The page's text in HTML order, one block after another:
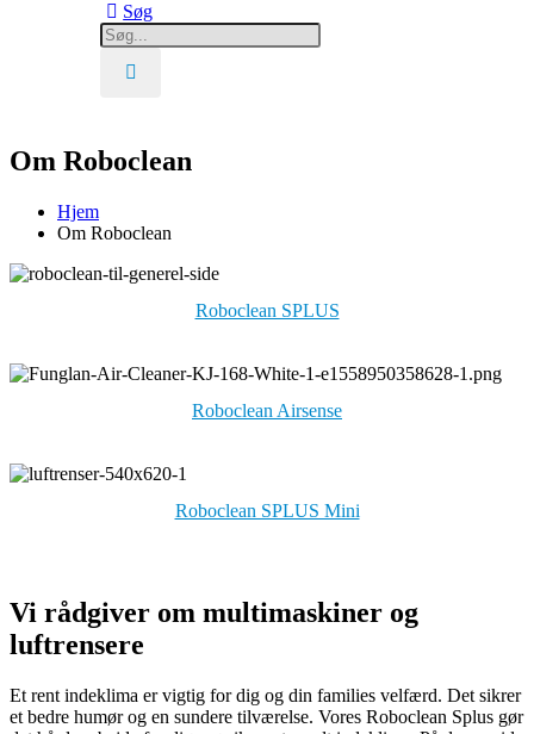
Søg
Om Roboclean
Hjem
Om Roboclean
Roboclean SPLUS
Roboclean Airsense
Roboclean SPLUS Mini
Vi rådgiver om multimaskiner og
luftrensere
Et rent indeklima er vigtig for dig og din families velfærd. Det sikrer
et bedre humør og en sundere tilværelse. Vores Roboclean Splus gør